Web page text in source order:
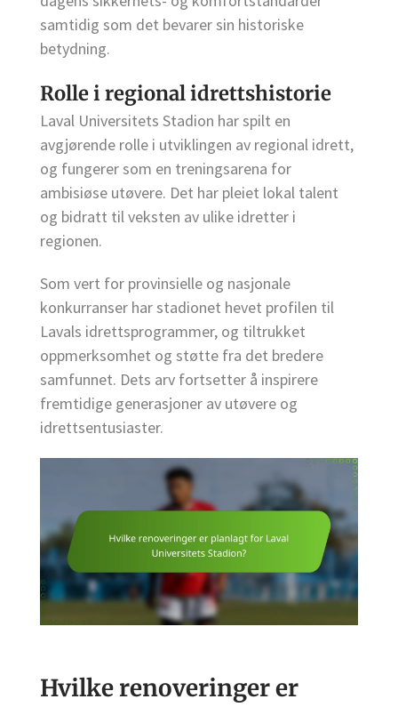
samtidig som det bevarer sin historiske
betydning.
Rolle i regional idrettshistorie
Laval Universitets Stadion har spilt en
avgjørende rolle i utviklingen av regional idrett,
og fungerer som en treningsarena for
ambisiøse utøvere. Det har pleiet lokal talent
og bidratt til veksten av ulike idretter i
regionen.
Som vert for provinsielle og nasjonale
konkurranser har stadionet hevet profilen til
Lavals idrettsprogrammer, og tiltrukket
oppmerksomhet og støtte fra det bredere
samfunnet. Dets arv fortsetter å inspirere
fremtidige generasjoner av utøvere og
idrettsentusiaster.
Hvilke renoveringer er